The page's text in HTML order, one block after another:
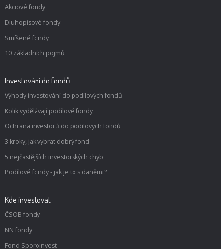
Akciové fondy
Dluhopisové fondy
Smíšené fondy
10 základních pojmů
Investování do fondů
Výhody investování do podílových fondů
Kolik vydělávají podílové fondy
Ochrana investorů do podílových fondů
3 kroky, jak vybrat dobrý fond
5 nejčastějších investorských chyb
Podílové fondy - jak je to s daněmi?
Kde investovat
ČSOB fondy
NN fondy
Fond Sporoinvest